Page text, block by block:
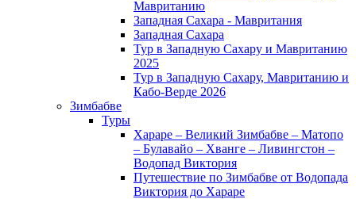
Мавританию
Западная Сахара - Мавритания
Западная Сахара
Тур в Западную Сахару и Мавританию
2025
Тур в Западную Сахару, Мавританию и
Кабо-Верде 2026
Зимбабве
Туры
Хараре – Великий Зимбабве – Матопо
– Булавайо – Хванге – Ливингстон –
Водопад Виктория
Путешествие по Зимбабве от Водопада
Виктория до Хараре